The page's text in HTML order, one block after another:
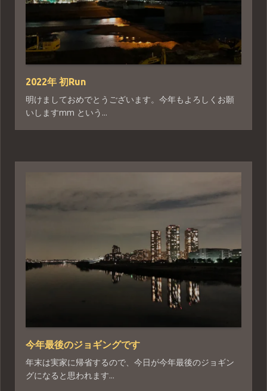
2022年 初Run
明けましておめでとうございます。今年もよろしくお願
いしますmm という...
今年最後のジョギングです
年末は実家に帰省するので、今日が今年最後のジョギン
グになると思われます...